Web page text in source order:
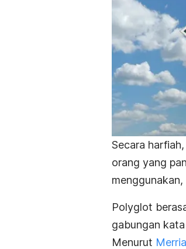
Secara harfiah,
orang yang
Polyglot
gabungan kata
Menurut